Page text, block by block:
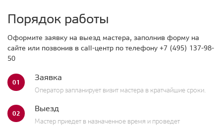
Порядок работы
Оформите заявку на выезд мастера, заполнив форму на
сайте или позвонив в call-центр по телефону +7 (495) 137-98-
50
01 Заявка
Оператор запланирует визит мастера в кратчайшие сроки.
02 Выезд
Мастер приедет в назначенное время и проведет